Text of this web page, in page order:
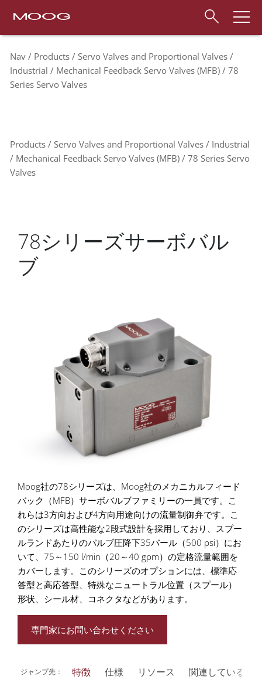
Nav Products
Servo Valves and Proportional Valves
Industrial
Mechanical Feedback Servo Valves (MFB)
78
Series Servo Valves
Products Servo Valves and Proportional Valves
Industrial
Mechanical Feedback Servo Valves (MFB)
78 Series Servo
Valves
78シリーズサーボバル
ブ
Moog社の78シリーズは、Moog社のメカニカルフィード
バック（MFB）サーボバルブファミリーの一員です。こ
れらは3方向および4方向用途向けの流量制御弁です。こ
のシリーズは高性能な2段式設計を採用しており、スプー
ルランドあたりのバルブ圧降下35バール（500 psi）にお
いて、75～150 l/min（20～40 gpm）の定格流量範囲を
カバーします。このシリーズのオプションには、標準応
答型と高応答型、特殊なニュートラル位置（スプール）
形状、シール材、コネクタなどがあります。
専門家にお問い合わせください
ジャンプ先： 特徴 仕様 リソース 関連している